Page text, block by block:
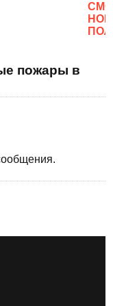
пожары в